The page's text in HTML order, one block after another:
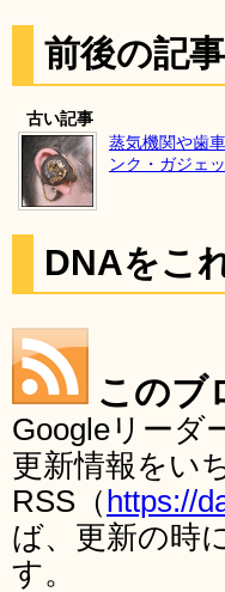
前後の記事
古い記事
蒸気機関や歯
ンク・ガジェ
DNAをこ
このブ
Googleリーダ
更新情報をい
RSS（ https://
ば、更新の時
す。